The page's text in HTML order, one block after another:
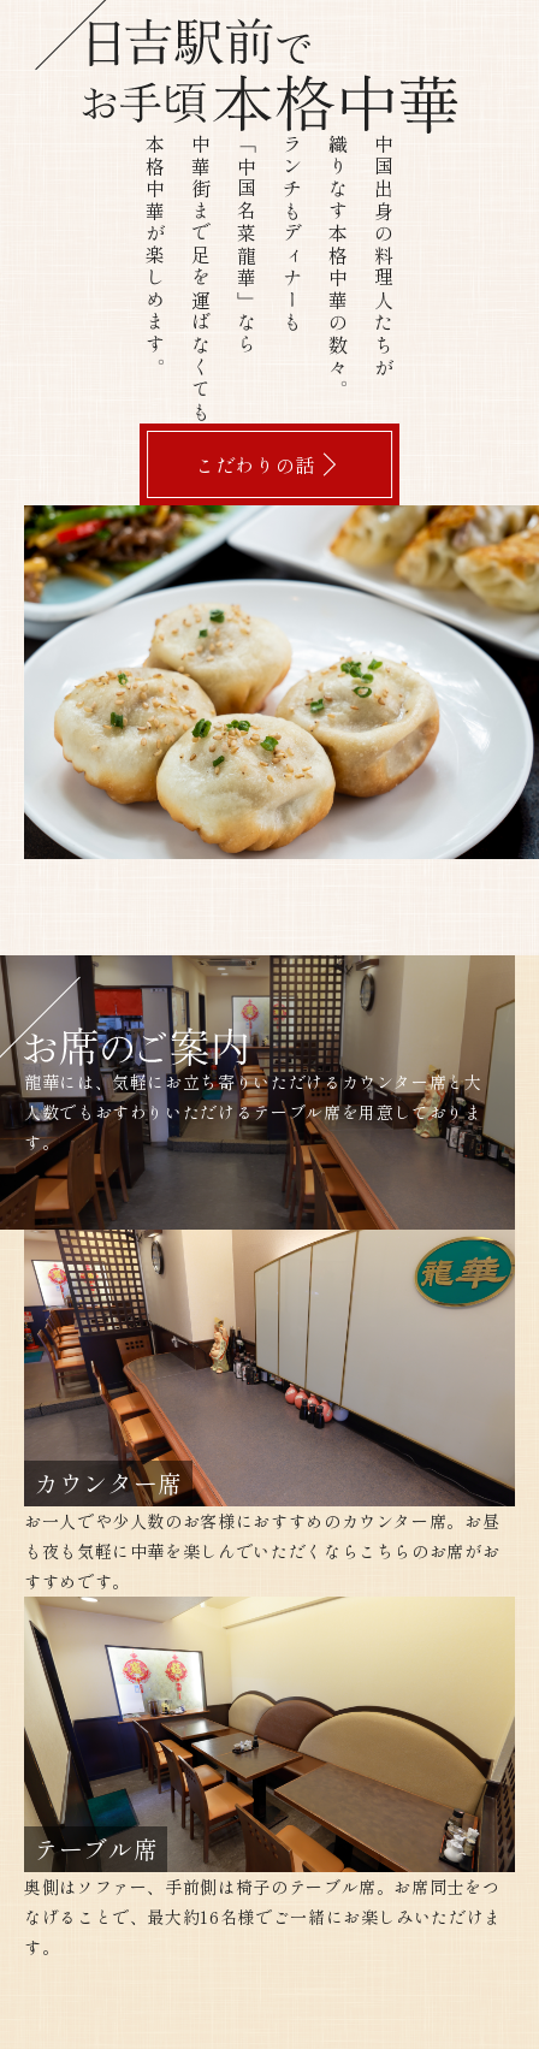
の
味。
日
吉
駅
前
で
お
手
格
中
華
中国出身の料理人たちが
織りなす本格中華の数々。
ランチもディナーも
「中国名菜龍華」なら
中華街まで足を運ばなくても
本格中華が楽しめます。
こだわりの話
龍華には、気軽にお立ち寄りいただけるカウンター席と大
人数でもおすわりいただけるテーブル席を用意しておりま
す。
カウンター席
お一人でや少人数のお客様におすすめのカウンター席。お昼
も夜も気軽に中華を楽しんでいただくならこちらのお席がお
すすめです。
テーブル席
奥側はソファー、手前側は椅子のテーブル席。お席同士をつ
なげることで、最大約16名様でご一緒にお楽しみいただけま
す。